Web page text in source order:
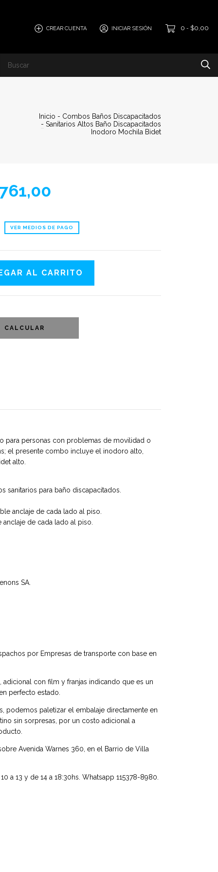
CREAR CUENTA INICIAR SESIÓN 0 - $0,00
Inicio - Combos Baños Discapacitados
- Sanitarios Altos Baño Discapacitados
Inodoro Mochila Bidet
VER MEDIOS DE PAGO
CALCULAR
para personas con problemas de movilidad o
el presente combo incluye el inodoro alto,
alto.
sanitarios para baño discapacitados.
anclaje de cada lado al piso.
de cada lado al piso.
SA.
por Empresas de transporte con base en
adicional con film y franjas indicando que es un
perfecto estado.
podemos paletizar el embalaje directamente en
sin sorpresas, por un costo adicional a
Avenida Warnes 360, en el Barrio de Villa
a 13 y de 14 a 18:30hs. Whatsapp 115378-8980.